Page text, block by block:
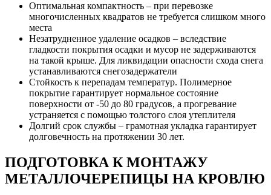
Оптимальная компактность – при перевозке
многочисленных квадратов не требуется слишком много
места
Незатрудненное удаление осадков – вследствие
гладкости покрытия осадки и мусор не задерживаются
на такой крыше. Для ликвидации опасности схода снега
устанавливаются снегозадержатели
Стойкость к перепадам температур. Полимерное
покрытие гарантирует нормальное состояние
поверхности от -50 до 80 градусов, а прогревание
устраняется с помощью толстого слоя утеплителя
Долгий срок службы – грамотная укладка гарантирует
долговечность на протяжении 30 лет.
ПОДГОТОВКА К МОНТАЖУ
МЕТАЛЛОЧЕРЕПИЦЫ НА КРОВЛЮ